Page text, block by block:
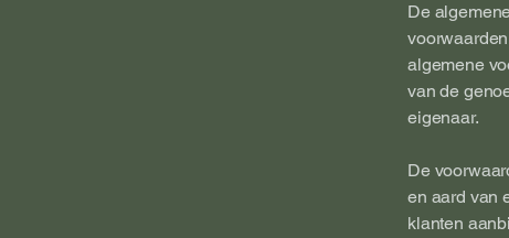
De
algemene
van de
eigenaar.
De
en aard van
klanten